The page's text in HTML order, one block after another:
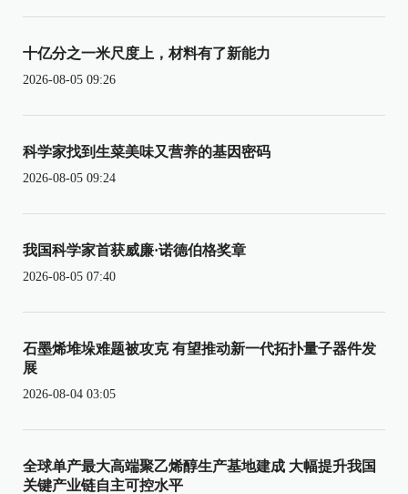
十亿分之一米尺度上，材料有了新能力
2026-08-05 09:26
科学家找到生菜美味又营养的基因密码
2026-08-05 09:24
我国科学家首获威廉·诺德伯格奖章
2026-08-05 07:40
石墨烯堆垛难题被攻克 有望推动新一代拓扑量子器件发
展
2026-08-04 03:05
全球单产最大高端聚乙烯醇生产基地建成 大幅提升我国
关键产业链自主可控水平